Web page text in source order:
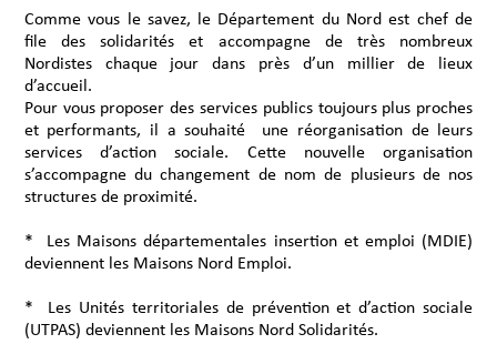
Comme vous le savez, le Département du Nord est chef de
file des solidarités et accompagne de très nombreux
Nordistes chaque jour dans près d’un millier de lieux
d’accueil.
Pour vous proposer des services publics toujours plus proches
et performants, il a souhaité une réorganisation de leurs
services d’action sociale. Cette nouvelle organisation
s’accompagne du changement de nom de plusieurs de nos
structures de proximité.
* Les Maisons départementales insertion et emploi (MDIE)
deviennent les Maisons Nord Emploi.
* Les Unités territoriales de prévention et d’action sociale
(UTPAS) deviennent les Maisons Nord Solidarités.